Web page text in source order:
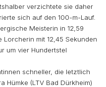
verzichtete sie daher
sich auf den 100-m-Lauf.
Meisterin in 12,59
Lorcherin mit 12,45 Sekunden
um vier Hundertstel
schneller, die letztlich
Hümke (LTV Bad Dürkheim)